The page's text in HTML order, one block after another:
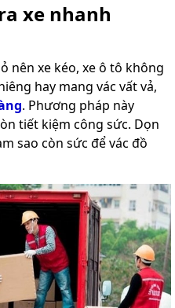
xe nhanh
nên xe kéo, xe ô tô không
hay mang vác vất vả,
. Phương pháp này
tiết kiệm công sức. Dọn
sao còn sức để vác đồ